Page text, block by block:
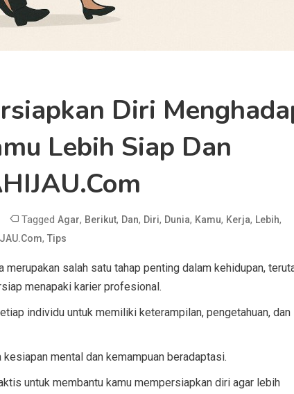
Diri
Lebih Siap Dan
Tagged Agar, Berikut, Dan, Diri, Dunia, Kamu, Kerja, Lebih,
, Tips
salah satu tahap penting dalam kehidupan,
menapaki karier profesional.
individu untuk memiliki keterampilan, pengetahuan, dan
mental dan kemampuan beradaptasi.
untuk membantu kamu mempersiapkan diri agar lebih